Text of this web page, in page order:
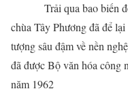
Trải qua bao biến đổi
chùa Tây Phương đã để
tượng sâu đậm về nền
đã được Bộ văn hóa công
năm 1962